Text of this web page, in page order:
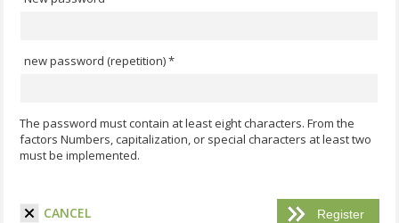
new password (repetition) *
The password must contain at least eight characters. From the
factors Numbers, capitalization, or special characters at least two
must be implemented.
CANCEL